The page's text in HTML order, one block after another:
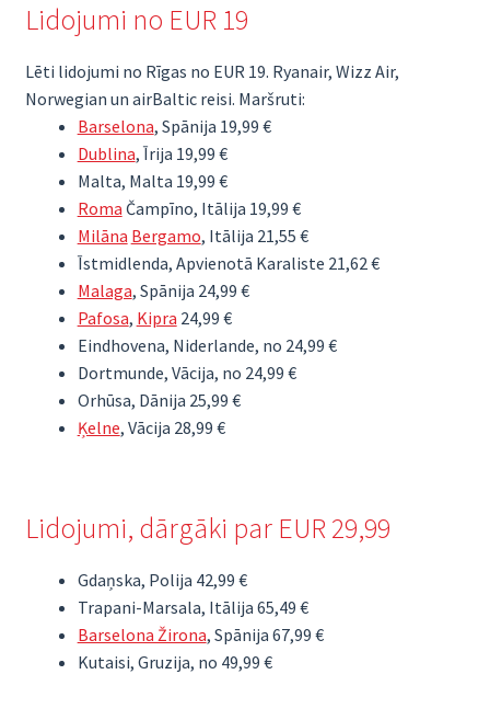
Lidojumi no EUR 19
Lēti lidojumi no Rīgas no EUR 19. Ryanair, Wizz Air,
Norwegian un airBaltic reisi. Maršruti:
Barselona, Spānija 19,99 €
Dublina, Īrija 19,99 €
Malta, Malta 19,99 €
Roma Čampīno, Itālija 19,99 €
Milāna Bergamo, Itālija 21,55 €
Īstmidlenda, Apvienotā Karaliste 21,62 €
Malaga, Spānija 24,99 €
Pafosa, Kipra 24,99 €
Eindhovena, Niderlande, no 24,99 €
Dortmunde, Vācija, no 24,99 €
Orhūsa, Dānija 25,99 €
Ķelne, Vācija 28,99 €
Lidojumi, dārgāki par EUR 29,99
Gdaņska, Polija 42,99 €
Trapani-Marsala, Itālija 65,49 €
Barselona Žirona, Spānija 67,99 €
Kutaisi, Gruzija, no 49,99 €